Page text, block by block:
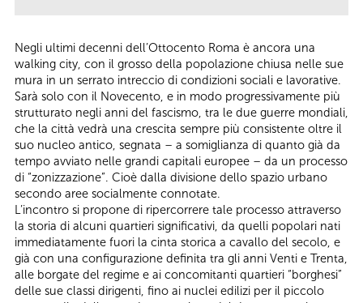
Negli ultimi decenni dell’Ottocento Roma è ancora una
walking city, con il grosso della popolazione chiusa nelle sue
mura in un serrato intreccio di condizioni sociali e lavorative.
Sarà solo con il Novecento, e in modo progressivamente più
strutturato negli anni del fascismo, tra le due guerre mondiali,
che la città vedrà una crescita sempre più consistente oltre il
suo nucleo antico, segnata – a somiglianza di quanto già da
tempo avviato nelle grandi capitali europee – da un processo
di “zonizzazione”. Cioè dalla divisione dello spazio urbano
secondo aree socialmente connotate.
L’incontro si propone di ripercorrere tale processo attraverso
la storia di alcuni quartieri significativi, da quelli popolari nati
immediatamente fuori la cinta storica a cavallo del secolo, e
già con una configurazione definita tra gli anni Venti e Trenta,
alle borgate del regime e ai concomitanti quartieri “borghesi”
delle sue classi dirigenti, fino ai nuclei edilizi per il piccolo